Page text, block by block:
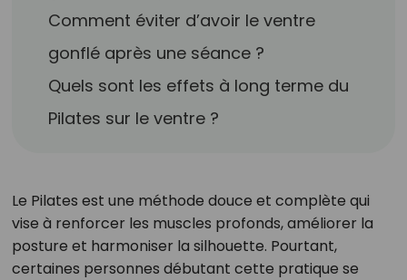
Comment éviter d’avoir le ventre
gonflé après une séance ?
Quels sont les effets à long terme du
Pilates sur le ventre ?
Le Pilates est une méthode douce et complète qui
vise à renforcer les muscles profonds, améliorer la
posture et harmoniser la silhouette. Pourtant,
certaines personnes débutant cette pratique se